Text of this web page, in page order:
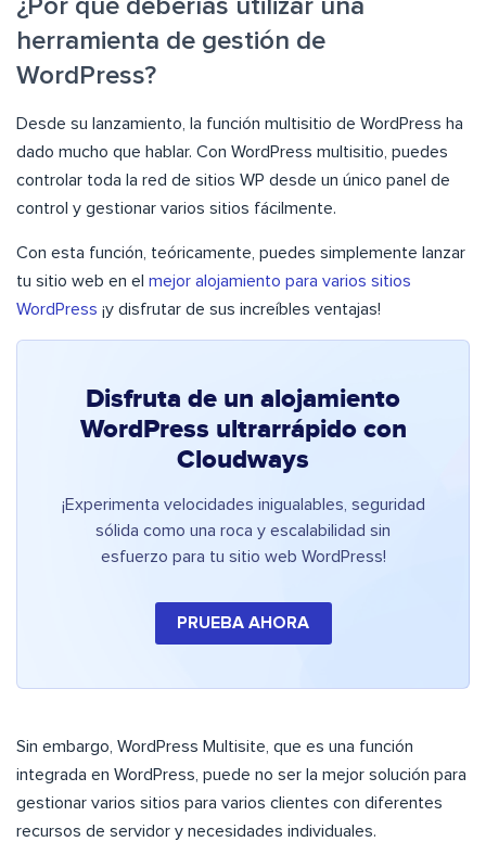
¿Por qué deberías utilizar una
herramienta de gestión de
WordPress?
Desde su lanzamiento, la función multisitio de WordPress ha
dado mucho que hablar. Con WordPress multisitio, puedes
controlar toda la red de sitios WP desde un único panel de
control y gestionar varios sitios fácilmente.
Con esta función, teóricamente, puedes simplemente lanzar
tu sitio web en el mejor alojamiento para varios sitios
WordPress ¡y disfrutar de sus increíbles ventajas!
Disfruta de un alojamiento
WordPress ultrarrápido con
Cloudways
¡Experimenta velocidades inigualables, seguridad
sólida como una roca y escalabilidad sin
esfuerzo para tu sitio web WordPress!
PRUEBA AHORA
Sin embargo, WordPress Multisite, que es una función
integrada en WordPress, puede no ser la mejor solución para
gestionar varios sitios para varios clientes con diferentes
recursos de servidor y necesidades individuales.